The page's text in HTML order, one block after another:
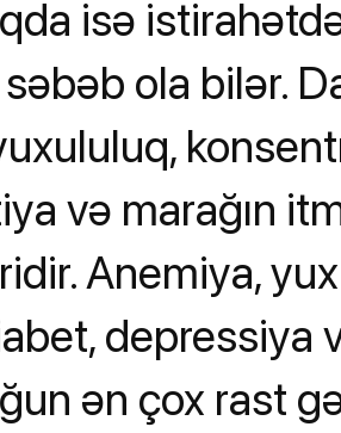
isə
ola bilər.
və marağın
Anemiya,
depressiya
ən çox rast